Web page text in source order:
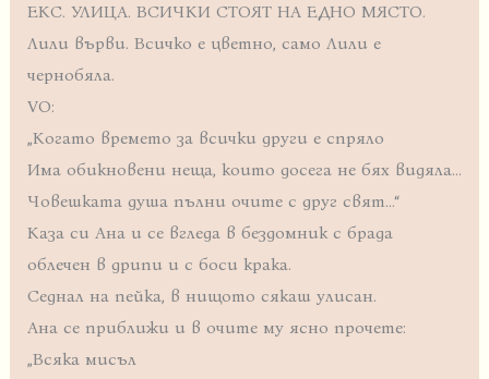
ЕКС. УЛИЦА. ВСИЧКИ СТОЯТ НА ЕДНО МЯСТО.
Лили върви. Всичко е цветно, само Лили е
чернобяла.
VO:
„Когато времето за всички други е спряло
Има обикновени неща, които досега не бях видяла…
Човешката душа пълни очите с друг свят…“
Каза си Ана и се вгледа в бездомник с брада
облечен в дрипи и с боси крака.
Седнал на пейка, в нищото сякаш улисан.
Ана се приближи и в очите му ясно прочете:
„Всяка мисъл